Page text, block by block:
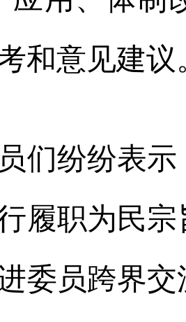
和意见建议
们纷纷表
履职为民
委员跨界